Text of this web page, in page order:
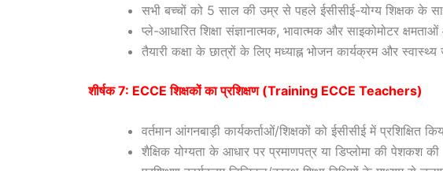
सभी बच्चों को 5 साल की उम्र से पहले ईसीसीई-योग्य शिक्षक के
प्ले-आधारित शिक्षा संज्ञानात्मक, भावात्मक और साइकोमोटर
तैयारी कक्षा के छात्रों के लिए मध्याह्न भोजन कार्यक्रम और स्वास्थ्य
शीर्षक 7: ECCE शिक्षकों का प्रशिक्षण (Training ECCE Teachers)
वर्तमान आंगनबाड़ी कार्यकर्ताओं/शिक्षकों को ईसीसीई में प्रशिक्षित
शैक्षिक योग्यता के आधार पर प्रमाणपत्र या डिप्लोमा की पेशकश की